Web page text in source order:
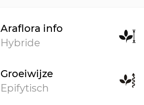
Araflora info
Hybride
Groeiwijze
Epifytisch